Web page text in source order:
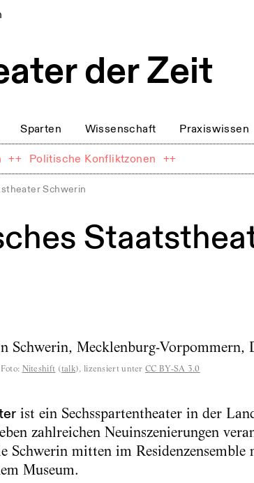
Sparten Wissenschaft Praxiswissen
++ Politische Konfliktzonen ++
Schwerin
Foto: Niteshift (talk), lizensiert unterCC BY-SA 3.0
ist ein Sechsspartentheater in der
zahlreichen Neuinszenierungen
Schwerin mitten im Residenzensemble
Museum.